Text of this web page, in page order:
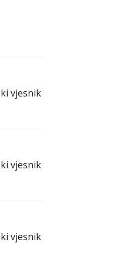
vjesnik - 7.8.2026.
vjesnik - 31.7.2026.
vjesnik - 24.7.2026.